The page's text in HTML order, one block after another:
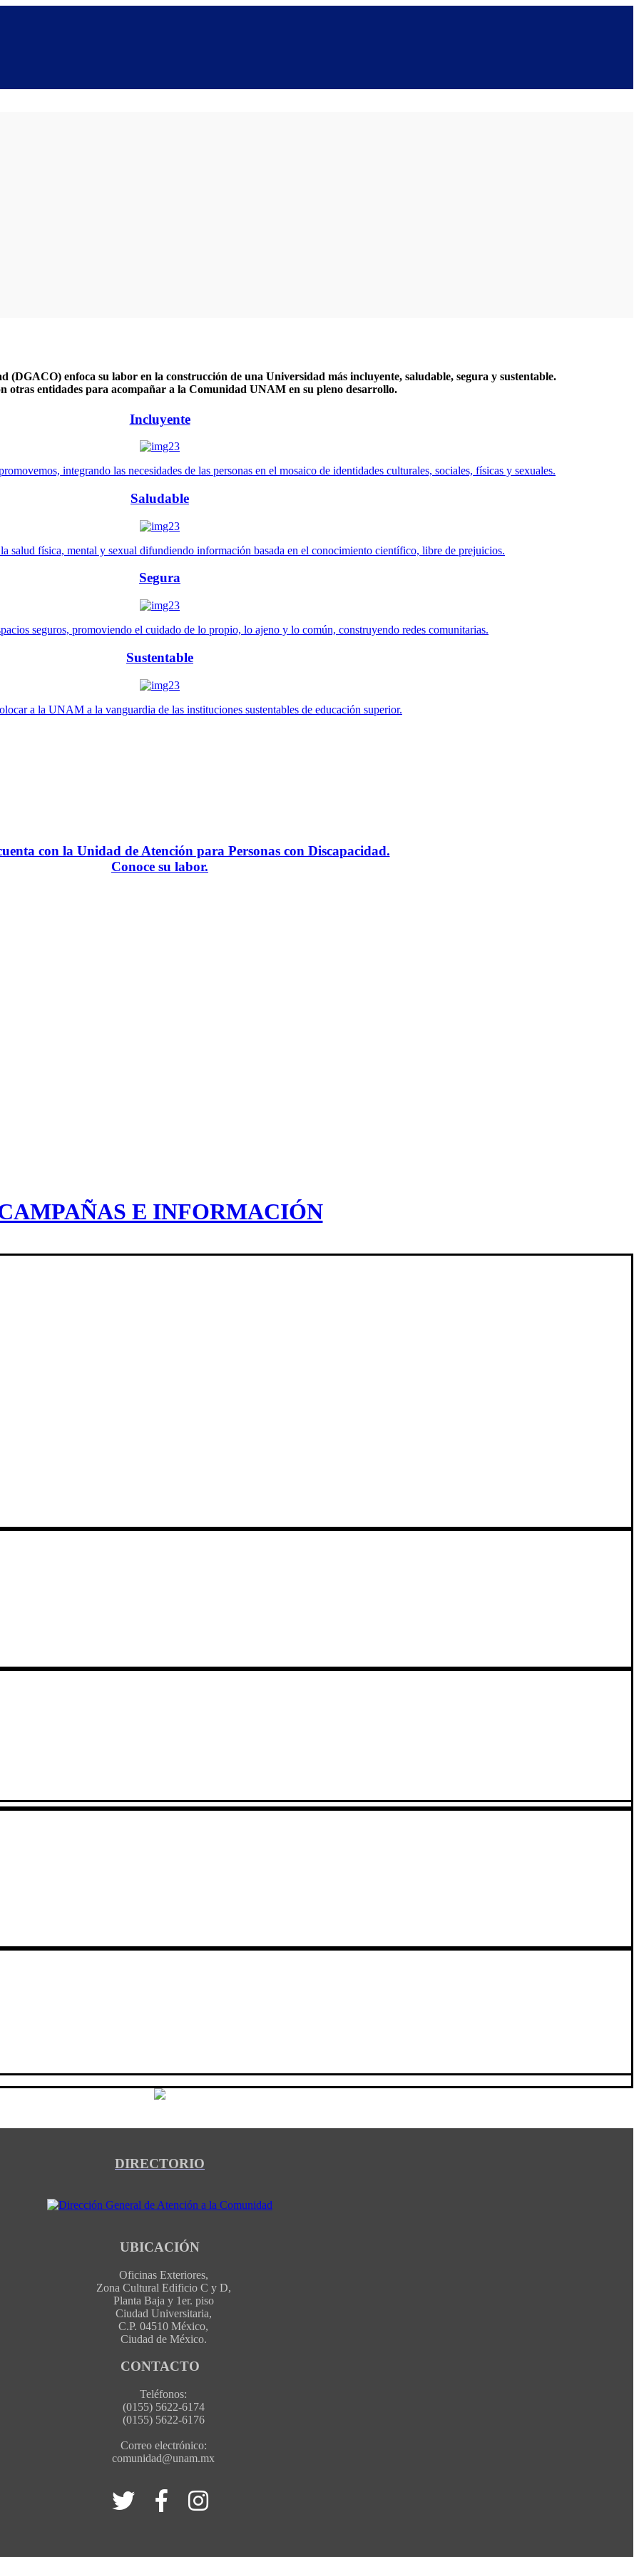
(DGACO) enfoca su labor en la construcción de una Universidad más incluyente, saludable, segura y sustentable.
otras entidades para acompañar a la Comunidad UNAM en su pleno desarrollo.
Incluyente
integrando las necesidades de las personas en el mosaico de identidades culturales, sociales, físicas y sexuales.
Saludable
salud física, mental y sexual difundiendo información basada en el conocimiento científico, libre de prejuicios.
Segura
seguros, promoviendo el cuidado de lo propio, lo ajeno y lo común, construyendo redes comunitarias.
Sustentable
a la UNAM a la vanguardia de las instituciones sustentables de educación superior.
con la Unidad de Atención para Personas con Discapacidad.
Conoce su labor.
E INFORMACIÓN
DIRECTORIO
UBICACIÓN
Oficinas Exteriores,
Zona Cultural Edificio C y D,
Planta Baja y 1er. piso
Ciudad Universitaria,
C.P. 04510 México,
Ciudad de México.
CONTACTO
Teléfonos:
(0155) 5622-6174
(0155) 5622-6176
Correo electrónico:
comunidad@unam.mx